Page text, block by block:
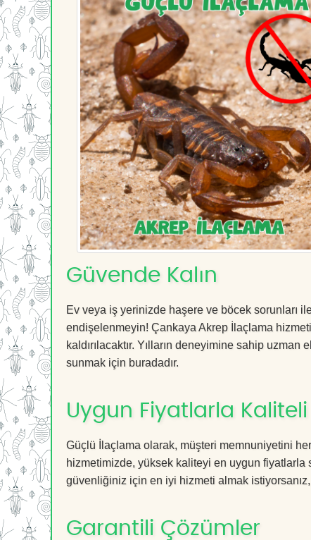
Güvende Kalın
Ev veya iş yerinizde haşere ve böcek sorunları
endişelenmeyin! Çankaya Akrep İlaçlama
kaldırılacaktır. Yılların deneyimine sahip
sunmak için buradadır.
Uygun Fiyatlarla
Güçlü İlaçlama olarak, müşteri memnuniyetini
hizmetimizde, yüksek kaliteyi en uygun fiyatlarla
güvenliğiniz için en iyi hizmeti almak
Garantili Çözümler